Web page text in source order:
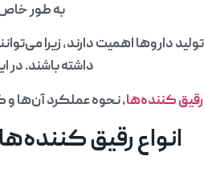
به طور
داروها اهمیت دارند، زیرا
داشته باشند. در
رقیق کننده‌ها، نحوه عملکرد آن‌ها
انواع رقیق